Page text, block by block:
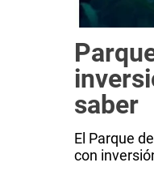
saber
El Parque
con